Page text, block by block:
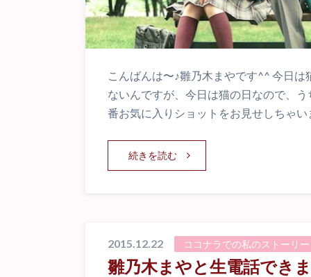
こんばんは〜♪雛乃木まやです^^ 今日
ないんですが、今日は猫の日なので、
番お気に入りショットをお見せしちゃ
続きを読む
2015.12.22 ココナラでの私のストーリー
雛乃木まやと生電話でき